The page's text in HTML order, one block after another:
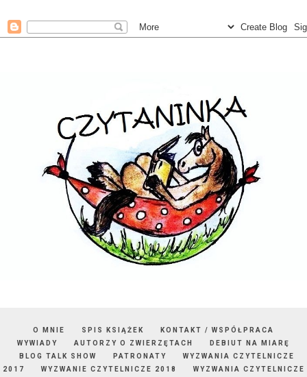
O MNIE SPIS KSIĄŻEK
KONTAKT / WSPÓŁPRACA
WYWIADY
AUTORZY O ZWIERZĘTACH
DEBIUT NA MIARĘ
BLOG TALK SHOW
PATRONATY
WYZWANIA CZYTELNICZE
2017
WYZWANIE CZYTELNICZE 2018
WYZWANIA CZYTELNICZE